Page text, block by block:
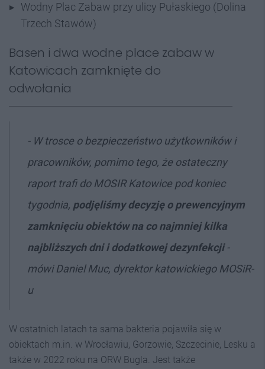
Wodny Plac Zabaw przy ulicy Pułaskiego (Dolina
Trzech Stawów)
Basen i dwa wodne place zabaw w
Katowicach zamknięte do
odwołania
- W trosce o bezpieczeństwo użytkowników i
pracowników, pomimo tego, że ostateczny
raport trafi do MOSIR Katowice pod koniec
tygodnia, podjęliśmy decyzję o prewencyjnym
zamknięciu obiektów na co najmniej kilka
najbliższych dni i dodatkowej dezynfekcji-
mówi Daniel Muc, dyrektor katowickiego MOSiR-
u
W ostatnich latach ta sama bakteria pojawiła się w
obiektach m.in. w Wrocławiu, Gorzowie, Szczecinie, Lesku a
także w 2022 roku na ORW Bugla. Jest także